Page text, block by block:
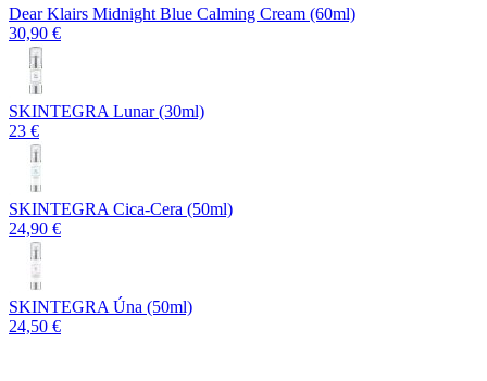
Dear Klairs Midnight Blue Calming Cream (60ml)
30,90 €
SKINTEGRA Lunar (30ml)
23 €
SKINTEGRA Cica-Cera (50ml)
24,90 €
SKINTEGRA Úna (50ml)
24,50 €